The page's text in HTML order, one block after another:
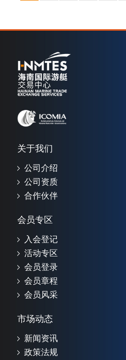
关于我们
公司介绍
公司资质
合作伙伴
会员专区
入会登记
活动专区
会员登录
会员章程
会员风采
市场动态
新闻资讯
政策法规